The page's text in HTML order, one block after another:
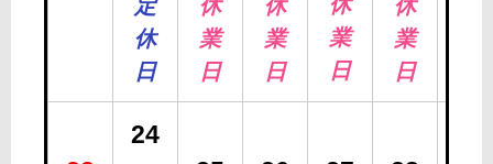
定
休
日
休
業
日
休
業
日
業
日
休
業
日
24